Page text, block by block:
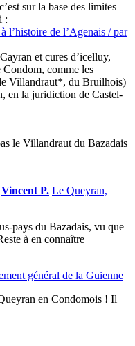
sur la base des limites
:
l’histoire de l’Agenais / par
et cures d’icelluy,
Condom, comme les
Villandraut*, du Bruilhois)
en la juridiction de Castel-
le Villandraut du Bazadais
Vincent P. Le Queyran,
pays du Bazadais, vu que
à en connaître
général de la Guienne
en Condomois ! Il